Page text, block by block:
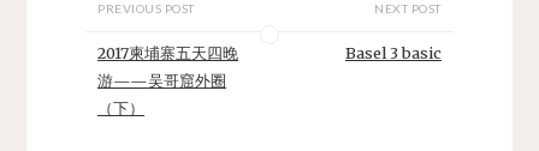
PREVIOUS POST
2017柬埔寨五天四晚
游——吴哥窟外圈
（下）
NEXT POST
Basel 3 basic